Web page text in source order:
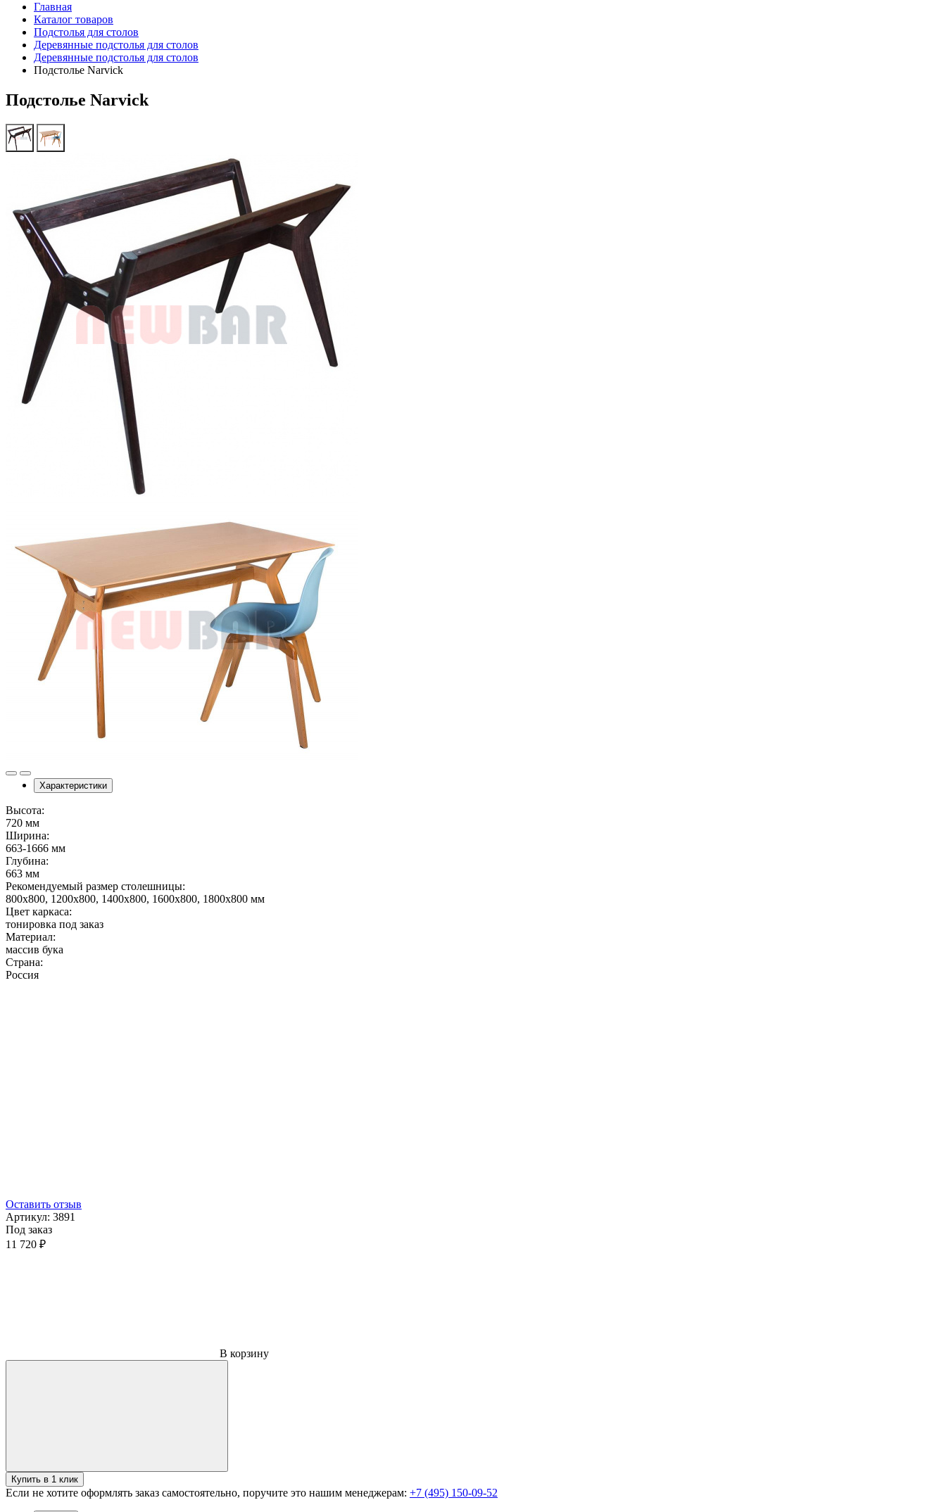
Главная
Каталог товаров
Подстолья для столов
Деревянные подстолья для столов
Деревянные подстолья для столов
Подстолье Narvick
Подстолье Narvick
Характеристики
Высота:
720 мм
Ширина:
663-1666 мм
Глубина:
663 мм
Рекомендуемый размер столешницы:
800х800, 1200х800, 1400х800, 1600х800, 1800х800 мм
Цвет каркаса:
тонировка под заказ
Материал:
массив бука
Страна:
Россия
Оставить отзыв
Артикул: 3891
Под заказ
11 720 ₽
В корзину
Купить в 1 клик
Если не хотите оформлять заказ самостоятельно, поручите это нашим менеджерам: +7 (495) 150-09-52